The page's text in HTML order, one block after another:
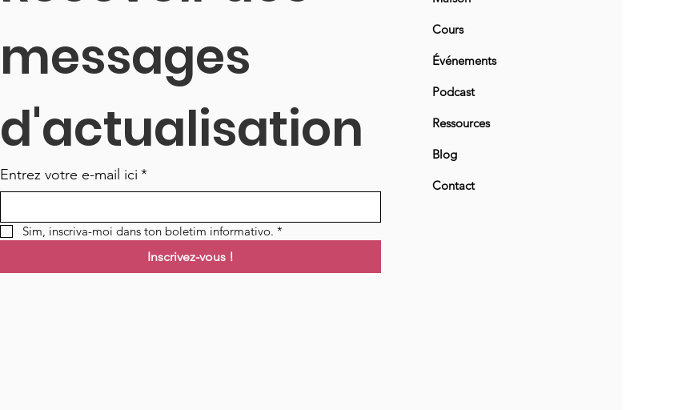
messages
d'actualisation
Entrez votre e-mail ici *
Sim, inscriva-moi dans ton boletim informativo. *
Inscrivez-vous !
Cours
Événements
Podcast
Ressources
Blog
Contact